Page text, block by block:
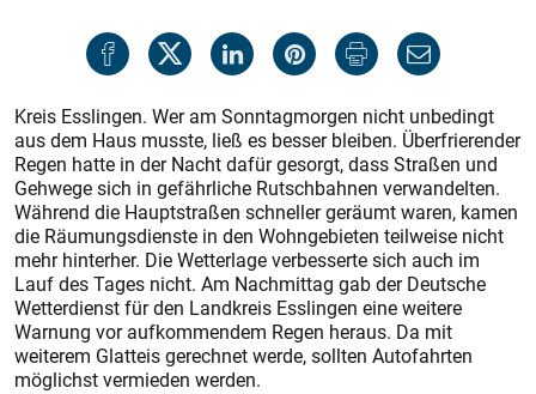
Kreis Esslingen. Wer am Sonntagmorgen nicht unbedingt
aus dem Haus musste, ließ es besser bleiben. Überfrierender
Regen hatte in der Nacht dafür gesorgt, dass Straßen und
Gehwege sich in gefährliche Rutschbahnen verwandelten.
Während die Hauptstraßen schneller geräumt waren, kamen
die Räumungsdienste in den Wohngebieten teilweise nicht
mehr hinterher. Die Wetterlage verbesserte sich auch im
Lauf des Tages nicht. Am Nachmittag gab der Deutsche
Wetterdienst für den Landkreis Esslingen eine weitere
Warnung vor aufkommendem Regen heraus. Da mit
weiterem Glatteis gerechnet werde, sollten Autofahrten
möglichst vermieden werden.